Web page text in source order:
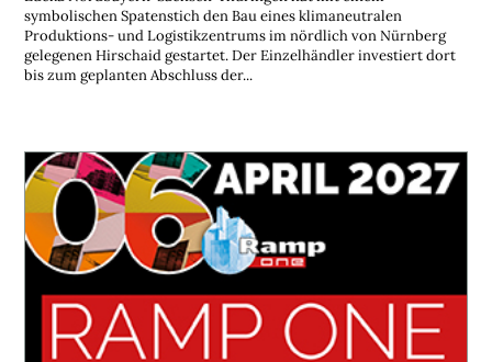
symbolischen Spatenstich den Bau eines klimaneutralen
Produktions- und Logistikzentrums im nördlich von Nürnberg
gelegenen Hirschaid gestartet. Der Einzelhändler investiert dort
bis zum geplanten Abschluss der...